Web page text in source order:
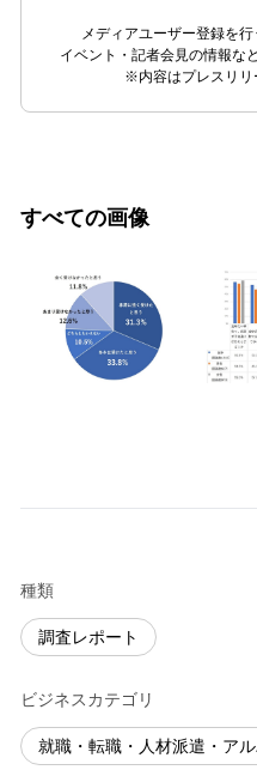
メディアユーザー登録を
イベント・記者会見の情報な
※内容はプレスリリ
すべての画像
種類
調査レポート
ビジネスカテゴリ
就職・転職・人材派遣・アル